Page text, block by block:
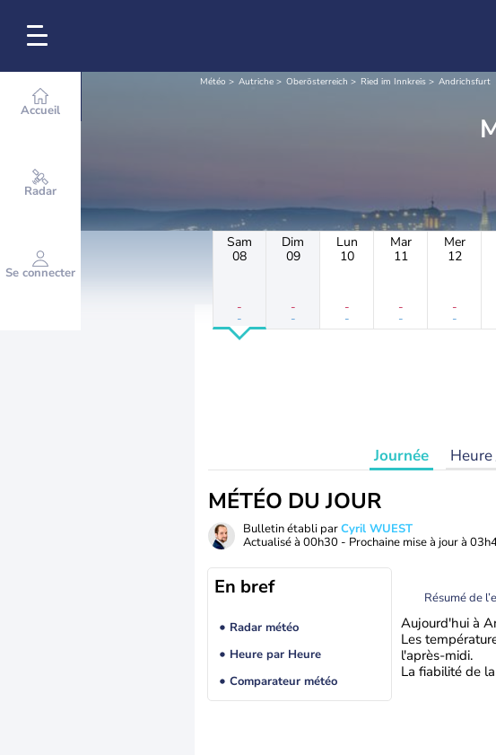
Accueil
Radar
Se connecter
Météo Autriche Oberösterreich Ried im Innkreis Andrichsfurt
Sam
08
-
-
Dim
09
-
-
Lun
10
-
-
Mar
11
-
-
Mer
12
-
-
Journée
MÉTÉO DU JOUR
Bulletin établi parCyril WUEST
Actualisé à 00h30 - Prochaine mise à jour à
En bref
Radar météo
Heure par Heure
Comparateur météo
Résumé de
Aujourd'hui à
Les
l'après-midi.
La fiabilité de